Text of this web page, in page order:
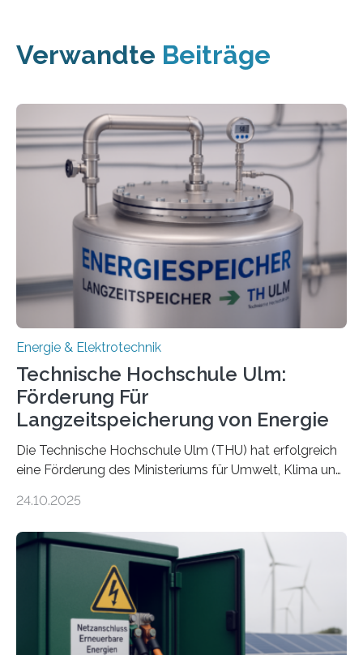
Verwandte Beiträge
Energie & Elektrotechnik
Technische Hochschule Ulm:
Förderung Für
Langzeitspeicherung von Energie
Die Technische Hochschule Ulm (THU) hat erfolgreich
eine Förderung des Ministeriums für Umwelt, Klima und
Forschungsprojekt „LAGER – Langzeitspeicherung in
Quartieren“ eingeworben. Ziel des Projekts ist die
Entwicklung, Erprobung und Demonstration von
Konzepten zur langfristigen Energiespeicherung in
sektorübergreifend vernetzten Energiesystemen. Das
Projekt startete am 15. Oktober 2025, hat eine Laufzeit
von drei Jahren und ein Gesamtvolumen von rund 2,9
24.10.2025